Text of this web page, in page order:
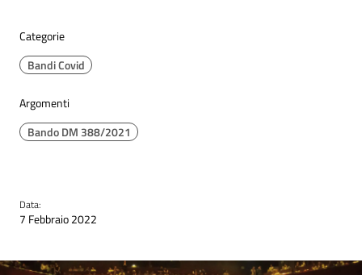
Categorie
Bandi Covid
Argomenti
Bando DM 388/2021
Data:
7 Febbraio 2022